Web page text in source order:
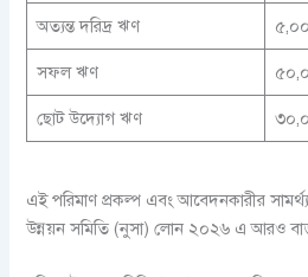
অত্যন্ত দরিদ্র ঋণ
সফল ঋণ
ছোট উদ্যোগ ঋণ
এই পরিমাণ প্রকল্প এবং আবেদনকারীর সামর্থ্য
উন্নয়ন সমিতি (নুসা) লোন ২০২৬ এ আরও